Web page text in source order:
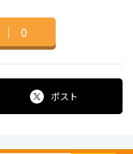
｜ 0
ポスト